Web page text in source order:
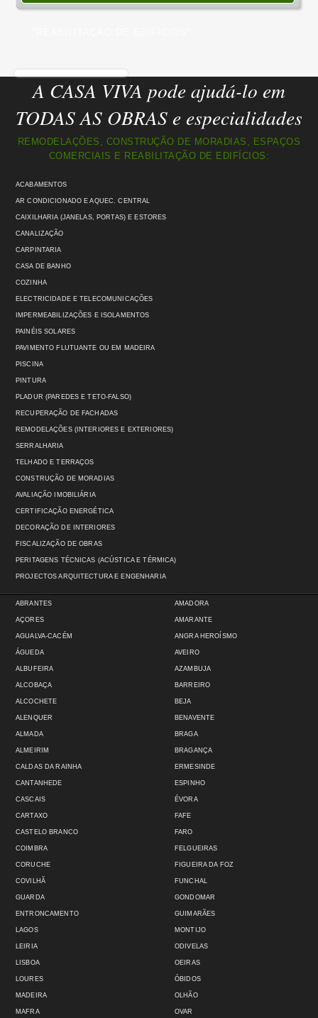
A CASA VIVA pode ajudá-lo em
TODAS AS OBRAS e especialidades
REMODELAÇÕES, CONSTRUÇÃO DE MORADIAS, ESPAÇOS
COMERCIAIS E REABILITAÇÃO DE EDIFÍCIOS:
ACABAMENTOS
AR CONDICIONADO E AQUEC. CENTRAL
CAIXILHARIA (JANELAS, PORTAS) E ESTORES
CANALIZAÇÃO
CARPINTARIA
CASA DE BANHO
COZINHA
ELECTRICIDADE E TELECOMUNICAÇÕES
IMPERMEABILIZAÇÕES E ISOLAMENTOS
PAINÉIS SOLARES
PAVIMENTO FLUTUANTE OU EM MADEIRA
PISCINA
PINTURA
PLADUR (PAREDES E TETO-FALSO)
RECUPERAÇÃO DE FACHADAS
REMODELAÇÕES (INTERIORES E EXTERIORES)
SERRALHARIA
TELHADO E TERRAÇOS
CONSTRUÇÃO DE MORADIAS
AVALIAÇÃO IMOBILIÁRIA
CERTIFICAÇÃO ENERGÉTICA
DECORAÇÃO DE INTERIORES
FISCALIZAÇÃO DE OBRAS
PERITAGENS TÉCNICAS (ACÚSTICA E TÉRMICA)
PROJECTOS ARQUITECTURA E ENGENHARIA
ABRANTES
AÇORES
AGUALVA-CACÉM
ÁGUEDA
ALBUFEIRA
ALCOBAÇA
ALCOCHETE
ALENQUER
ALMADA
ALMEIRIM
AMADORA
AMARANTE
ANGRA HEROÍSMO
AVEIRO
AZAMBUJA
BARREIRO
BEJA
BENAVENTE
BRAGA
BRAGANÇA
CALDAS DA RAINHA
CANTANHEDE
CASCAIS
CARTAXO
CASTELO BRANCO
COIMBRA
CORUCHE
COVILHÃ
GUARDA
ENTRONCAMENTO
ERMESINDE
ESPINHO
ÉVORA
FAFE
FARO
FELGUEIRAS
FIGUEIRA DA FOZ
FUNCHAL
GONDOMAR
GUIMARÃES
LAGOS
LEIRIA
LISBOA
LOURES
MADEIRA
MAFRA
MONTIJO
ODIVELAS
OEIRAS
ÓBIDOS
OLHÃO
OVAR